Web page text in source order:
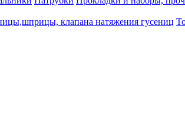
клапана натяжения гусениц